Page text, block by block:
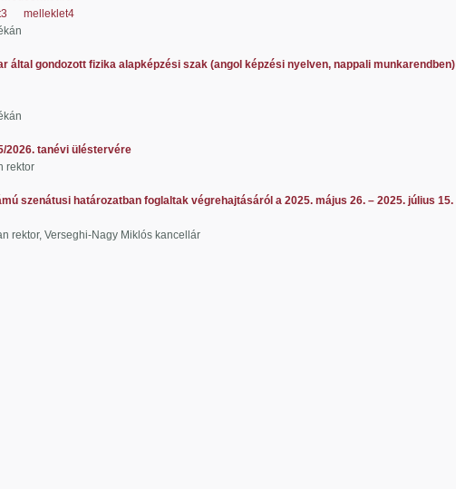
melleklet4
által gondozott fizika alapképzési szak (angol képzési nyelven, nappali munkarendben)
2026. tanévi üléstervére
szenátusi határozatban foglaltak végrehajtásáról a 2025. május 26. – 2025. július 15.
Verseghi-Nagy Miklós kancellár